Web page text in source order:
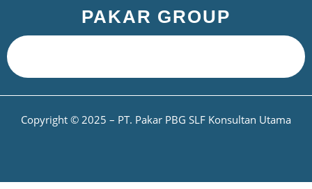
PAKAR GROUP
Copyright © 2025 – PT. Pakar PBG SLF Konsultan Utama